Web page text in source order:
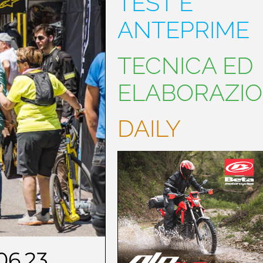
ANTEPRIME
TECNICA ED
DAILY